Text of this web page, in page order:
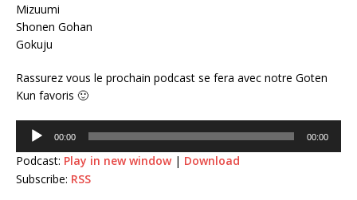
Mizuumi
Shonen Gohan
Gokuju
Rassurez vous le prochain podcast se fera avec notre Goten
Kun favoris 🙂
Lecteur
audio
00:00 00:00
Podcast: Play in new window| Download
Subscribe: RSS